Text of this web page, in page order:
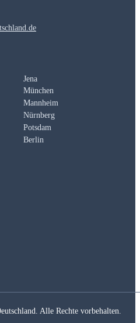
Jena
München
Mannheim
Nürnberg
Potsdam
Berlin
Alle Rechte vorbehalten.